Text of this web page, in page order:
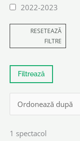
2022-2023
RESETEAZĂ
FILTRE
1 spectacol